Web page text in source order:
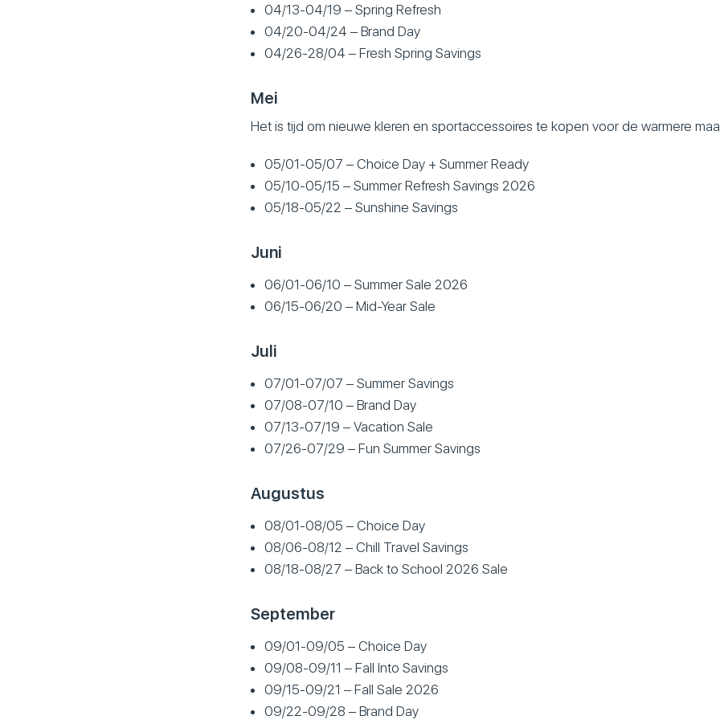
04/13-04/19 – Spring Refresh
04/20-04/24 – Brand Day
04/26-28/04 – Fresh Spring Savings
Mei
Het is tijd om nieuwe kleren en sportaccessoires te kopen voor de warmere
05/01-05/07 – Choice Day + Summer Ready
05/10-05/15 – Summer Refresh Savings 2026
05/18-05/22 – Sunshine Savings
Juni
06/01-06/10 – Summer Sale 2026
06/15-06/20 – Mid-Year Sale
Juli
07/01-07/07 – Summer Savings
07/08-07/10 – Brand Day
07/13-07/19 – Vacation Sale
07/26-07/29 – Fun Summer Savings
Augustus
08/01-08/05 – Choice Day
08/06-08/12 – Chill Travel Savings
08/18-08/27 – Back to School 2026 Sale
September
09/01-09/05 – Choice Day
09/08-09/11 – Fall Into Savings
09/15-09/21 – Fall Sale 2026
09/22-09/28 – Brand Day